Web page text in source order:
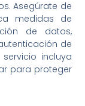
Asegúrate de
medidas de
de datos,
de
incluya
para proteger